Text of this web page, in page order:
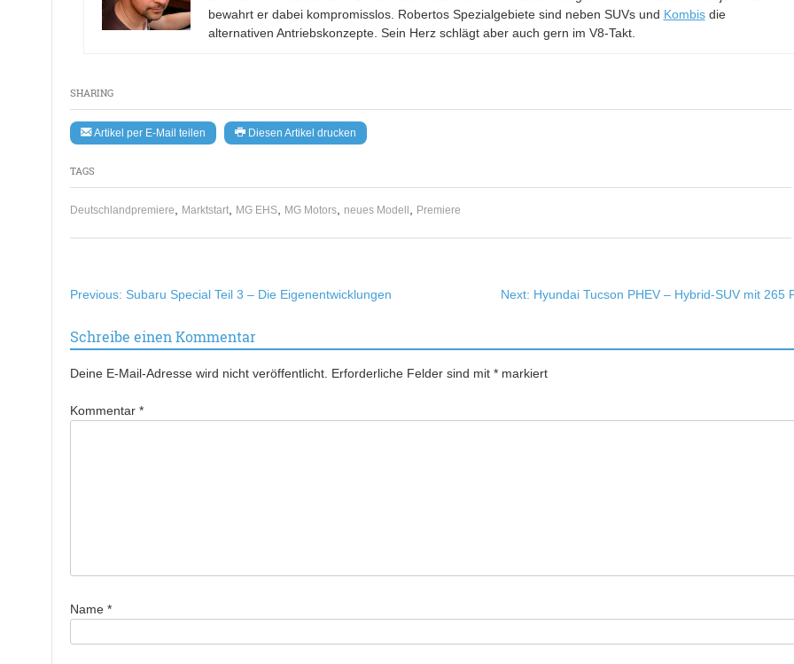
SHARING
Artikel per E-Mail teilen Diesen Artikel drucken
TAGS
Deutschlandpremiere Marktstart, MG EHS, MG Motors, neues Modell Premiere
bewahrt er dabei kompromisslos. Robertos Spezialgebiete sind neben SUVs und Kombisdie
alternativen Antriebskonzepte. Sein Herz schlägt aber auch gern im V8-Takt.
Beitragsnavigation
Previous: Subaru Special Teil 3 – Die Eigenentwicklungen Next: Hyundai Tucson PHEV – Hybrid-SUV mit 265
Schreibe einen Kommentar
Deine E-Mail-Adresse wird nicht veröffentlicht. Erforderliche Felder sind mit *markiert
Kommentar *
Name *